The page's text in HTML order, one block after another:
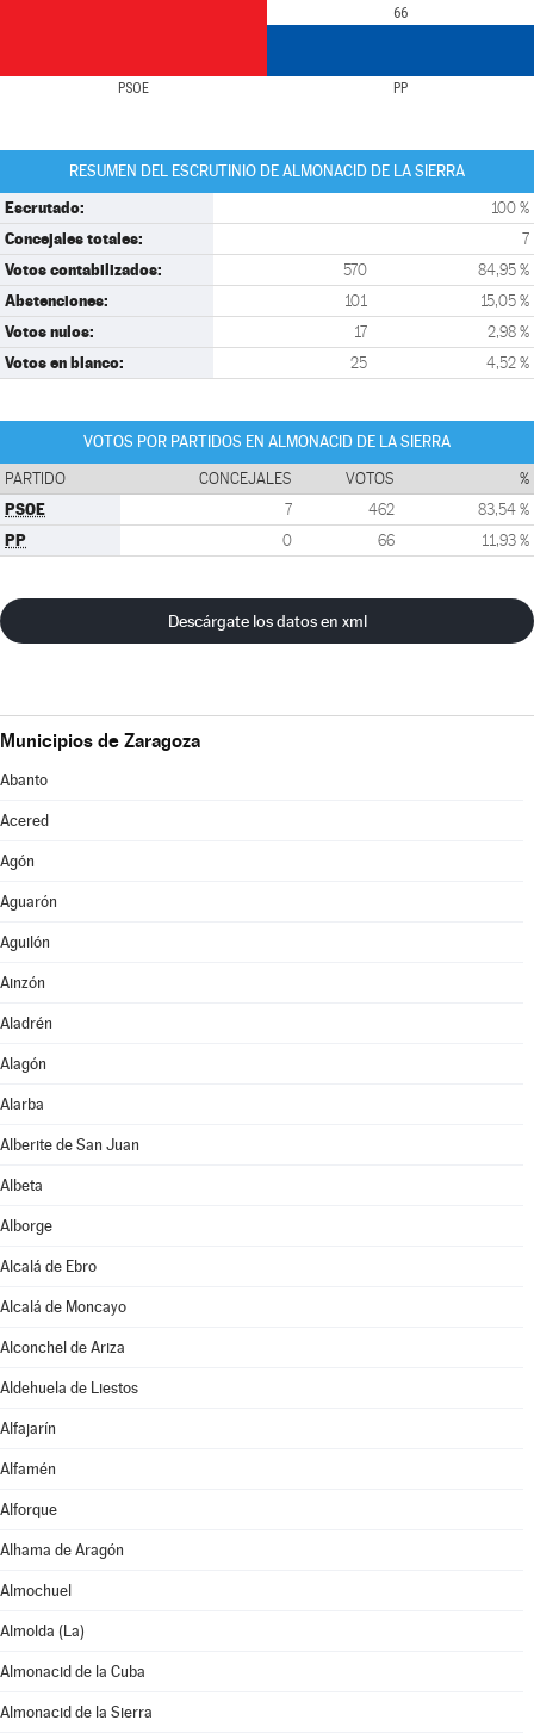
PSOE PP
66
RESUMEN DEL ESCRUTINIO DE ALMONACID DE LA SIERRA
Escrutado: 100 %
Concejales totales: 7
Votos contabilizados: 570 84,95 %
Abstenciones: 101 15,05 %
Votos nulos: 17 2,98 %
Votos en blanco: 25 4,52 %
VOTOS POR PARTIDOS EN ALMONACID DE LA SIERRA
PARTIDO CONCEJALES VOTOS %
PSOE 7 462 83,54 %
PP 0 66 11,93 %
Descárgate los datos en xml
Municipios de Zaragoza
Abanto
Acered
Agón
Aguarón
Aguilón
Ainzón
Aladrén
Alagón
Alarba
Alberite de San Juan
Albeta
Alborge
Alcalá de Ebro
Alcalá de Moncayo
Alconchel de Ariza
Aldehuela de Liestos
Alfajarín
Alfamén
Alforque
Alhama de Aragón
Almochuel
Almolda (La)
Almonacid de la Cuba
Almonacid de la Sierra